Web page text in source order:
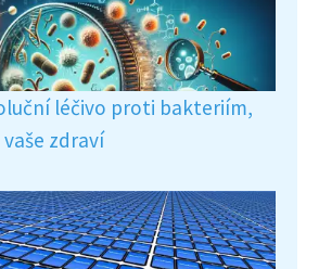
léčivo proti bakteriím,
zdraví